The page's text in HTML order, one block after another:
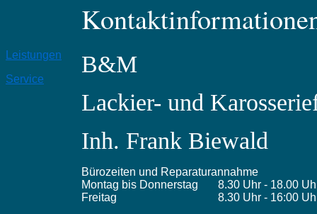
Leistungen
Service
B&M
Lackier- und
Inh. Frank Biewald
Bürozeiten und Reparaturannahme
Montag bis Donnerstag
8.30 Uhr - 18.00
Freitag
8.30 Uhr - 16:00